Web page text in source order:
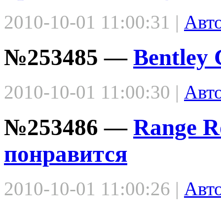
2010-10-01 11:00:31 |
№253485 — Bentley
2010-10-01 11:00:30 |
№253486 — Range
понравится
2010-10-01 11:00:26 |